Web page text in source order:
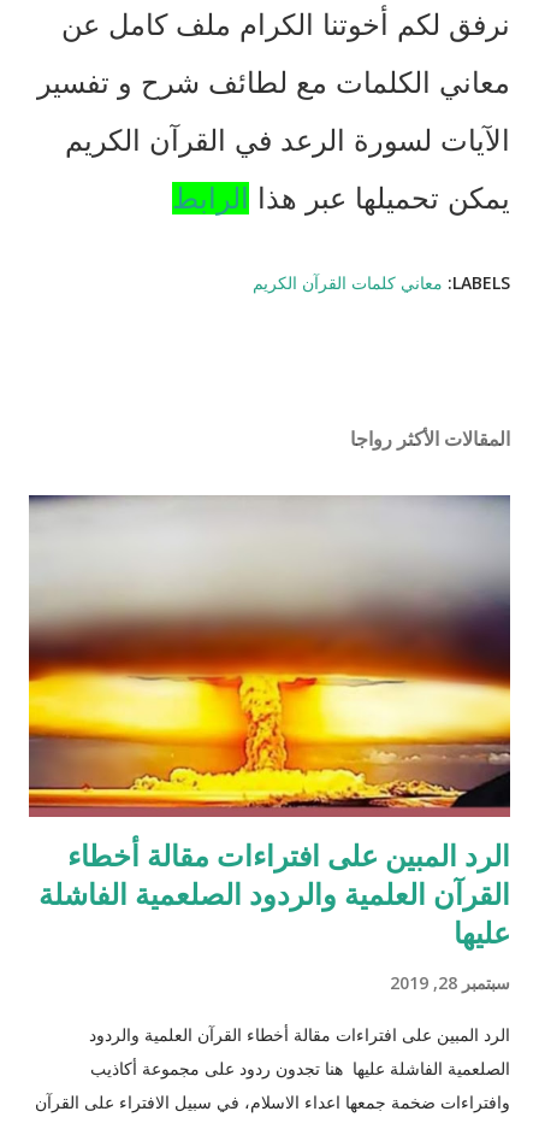
نرفق لكم أخوتنا الكرام ملف كامل عن
معاني الكلمات مع لطائف شرح و تفسير
الآيات لسورة الرعد في القرآن الكريم
يمكن تحميلها عبر هذا
الرابط
LABELS: معاني كلمات القرآن الكريم
المقالات الأكثر رواجا
الرد المبين على افتراءات مقالة أخطاء
القرآن العلمية والردود الصلعمية الفاشلة
عليها
سبتمبر 28, 2019
الرد المبين على افتراءات مقالة أخطاء القرآن العلمية والردود
الصلعمية الفاشلة عليها هنا تجدون ردود على مجموعة أكاذيب
وافتراءات ضخمة جمعها اعداء الاسلام، في سبيل الافتراء على القرآن